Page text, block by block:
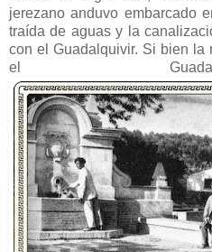
jerezano anduvo embarcado
traída de aguas y la
con el Guadalquivir. Si bien la
el